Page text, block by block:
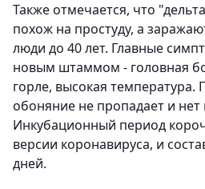
Также отмечается, что
похож на простуду, а
люди до 40 лет. Главные
новым штаммом - головная
горле, высокая
обоняние не пропадает и нет
Инкубационный период
версии коронавируса, и
дней.